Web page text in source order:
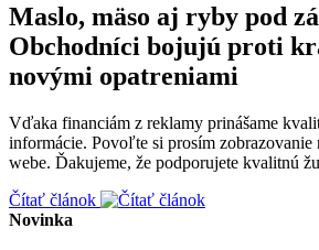
Maslo, mäso aj ryby pod
Obchodníci bojujú proti
novými opatreniami
Vďaka financiám z reklamy prinášame
informácie. Povoľte si prosím zobrazovanie
webe. Ďakujeme, že podporujete kvalitnú
Čítať článok
Novinka